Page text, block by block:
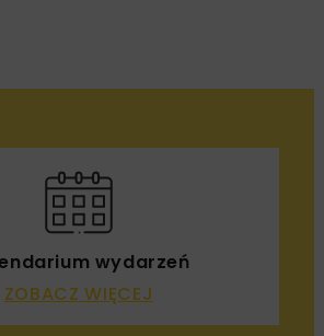
wydarzeń
ZOBACZ WIĘCEJ